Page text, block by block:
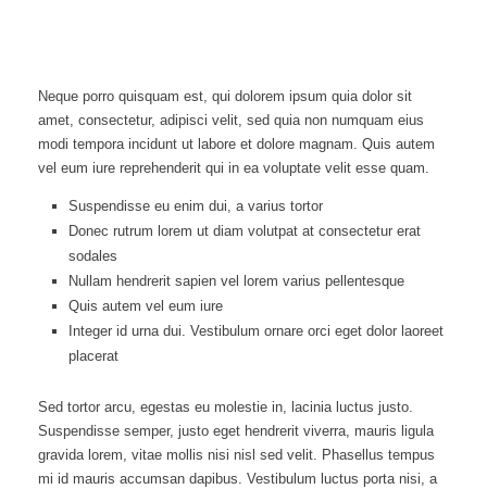
Neque porro quisquam est, qui dolorem ipsum quia dolor sit
amet, consectetur, adipisci velit, sed quia non numquam eius
modi tempora incidunt ut labore et dolore magnam. Quis autem
vel eum iure reprehenderit qui in ea voluptate velit esse quam.
Suspendisse eu enim dui, a varius tortor
Donec rutrum lorem ut diam volutpat at consectetur erat
sodales
Nullam hendrerit sapien vel lorem varius pellentesque
Quis autem vel eum iure
Integer id urna dui. Vestibulum ornare orci eget dolor laoreet
placerat
Sed tortor arcu, egestas eu molestie in, lacinia luctus justo.
Suspendisse semper, justo eget hendrerit viverra, mauris ligula
gravida lorem, vitae mollis nisi nisl sed velit. Phasellus tempus
mi id mauris accumsan dapibus. Vestibulum luctus porta nisi, a